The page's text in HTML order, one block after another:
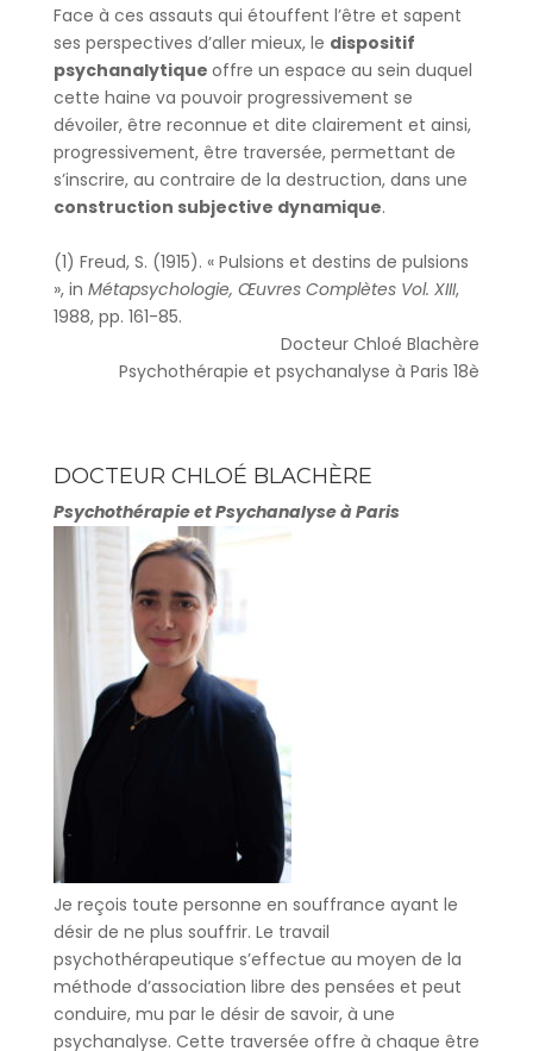
Face à ces assauts qui étouffent l’être et sapent
ses perspectives d’aller mieux, le dispositif
psychanalytique offre un espace au sein duquel
cette haine va pouvoir progressivement se
dévoiler, être reconnue et dite clairement et ainsi,
progressivement, être traversée, permettant de
s’inscrire, au contraire de la destruction, dans une
construction subjective dynamique.
(1) Freud, S. (1915). « Pulsions et destins de pulsions
», in Métapsychologie, Œuvres Complètes Vol. XIII,
1988, pp. 161-85.
Docteur Chloé Blachère
Psychothérapie et psychanalyse à Paris 18è
DOCTEUR CHLOÉ BLACHÈRE
Psychothérapie et Psychanalyse à Paris
Je reçois toute personne en souffrance ayant le
désir de ne plus souffrir. Le travail
psychothérapeutique s’effectue au moyen de la
méthode d’association libre des pensées et peut
conduire, mu par le désir de savoir, à une
psychanalyse. Cette traversée offre à chaque être